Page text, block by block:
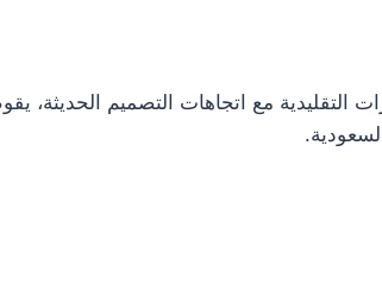
التقليدية مع اتجاهات التصميم الحديثة،